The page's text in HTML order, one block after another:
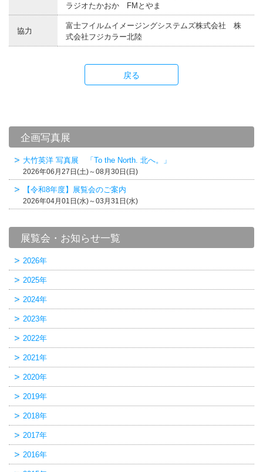
ラジオたかおか FMとやま
協力
富士フイルムイメージングシステムズ株式会社 株
式会社フジカラー北陸
戻る
企画写真展
大竹英洋 写真展 「To the North. 北へ。」
2026年06月27日(土)～08月30日(日)
【令和8年度】展覧会のご案内
2026年04月01日(水)～03月31日(水)
展覧会・お知らせ一覧
2026年
2025年
2024年
2023年
2022年
2021年
2020年
2019年
2018年
2017年
2016年